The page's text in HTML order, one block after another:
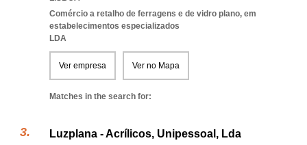
Comércio a retalho de ferragens e de vidro plano, em
estabelecimentos especializados
LDA
Ver empresa Ver no Mapa
Matches in the search for:
Luzplana - Acrílicos, Unipessoal, Lda